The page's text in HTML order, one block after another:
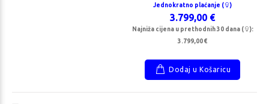
Jednokratno plaćanje ( )
3.799,00 €
Najniža cijena u prethodnih 30 dana (
):
3.799,00 €
Dodaj u Košaricu